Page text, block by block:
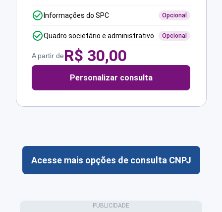
Informações do SPC Opcional
Quadro societário e administrativo Opcional
A partir deR$ 30,00
Personalizar consulta
Acesse mais opções de consulta CNPJ